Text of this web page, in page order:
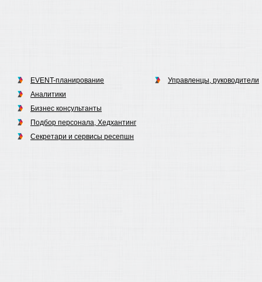
EVENT-планирование
Аналитики
Бизнес консультанты
Подбор персонала, Хедхантинг
Секретари и сервисы ресепшн
Управленцы, руководители